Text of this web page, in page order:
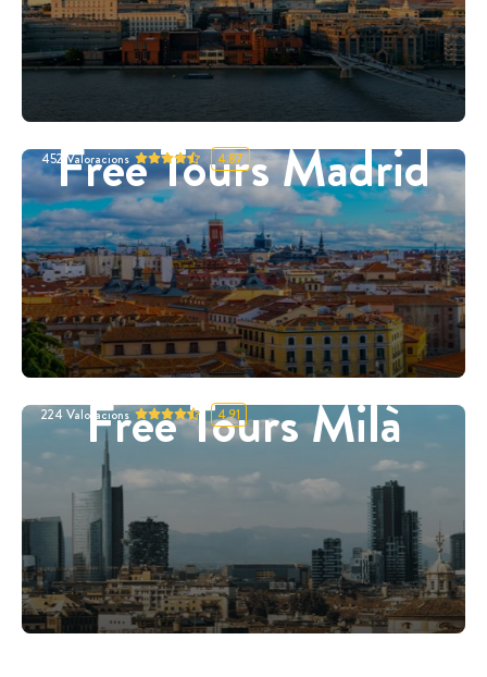
Free Tours Madrid
452 Valoracions 4.87
Free Tours Milà
224 Valoracions 4.91